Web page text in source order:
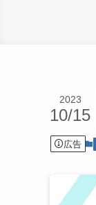
2023
10/15
広告